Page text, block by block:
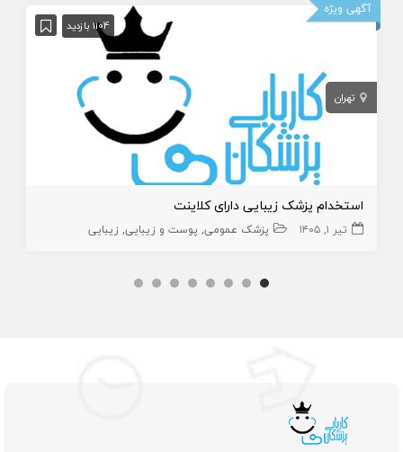
آگهی ویژه
1104 بازدید
تهران
استخدام پزشک زیبایی دارای کلاینت
تیر ۱, ۱۴۰۵ پزشک عمومی پوست و زیبایی زیبایی